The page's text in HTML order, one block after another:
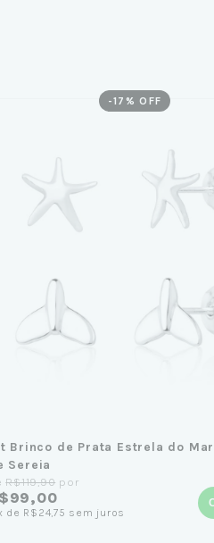
-17 % OFF
Brinco de Prata Estrela do Mar
Sereia
R$119,90 por
de R$24,75 sem juros